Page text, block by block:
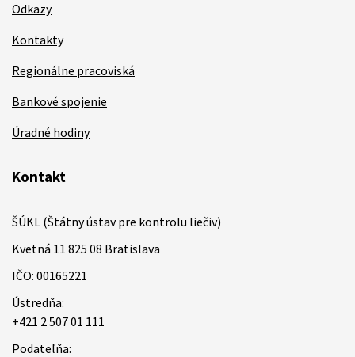
Odkazy
Kontakty
Regionálne pracoviská
Bankové spojenie
Úradné hodiny
Kontakt
ŠÚKL (Štátny ústav pre kontrolu liečiv)
Kvetná 11 825 08 Bratislava
IČO: 00165221
Ústredňa:
+421 2 507 01 111
Podateľňa: